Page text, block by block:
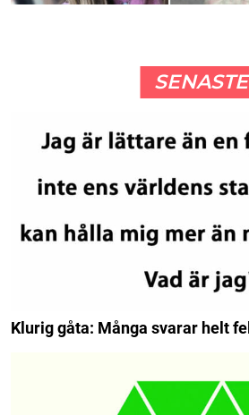
SENASTE
Klurig gåta: Många svarar helt fel